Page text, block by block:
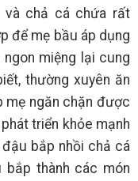
và chả cá chứa rất
để mẹ bầu áp dụng
miệng lại cung
thường xuyên ăn
mẹ ngăn chặn được
triển khỏe mạnh
bắp nhồi chả cá
thành các món